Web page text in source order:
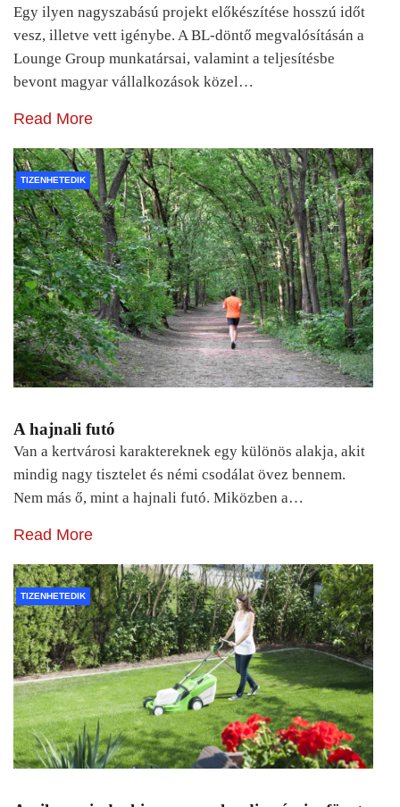
Egy ilyen nagyszabású projekt előkészítése hosszú időt
vesz, illetve vett igénybe. A BL-döntő megvalósításán a
Lounge Group munkatársai, valamint a teljesítésbe
bevont magyar vállalkozások közel…
Read More
TIZENHETEDIK
A hajnali futó
Van a kertvárosi karaktereknek egy különös alakja, akit
mindig nagy tisztelet és némi csodálat övez bennem.
Nem más ő, mint a hajnali futó. Miközben a…
Read More
TIZENHETEDIK